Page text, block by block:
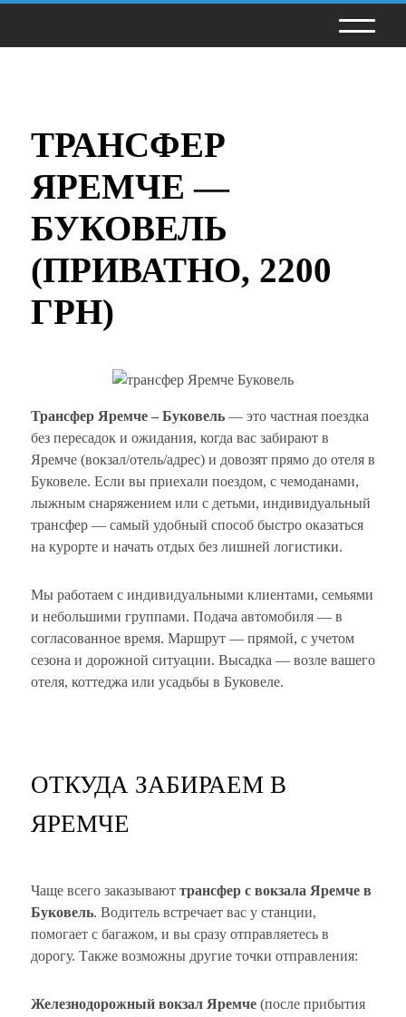
ТРАНСФЕР
ЯРЕМЧЕ —
БУКОВЕЛЬ
(ПРИВАТНО, 2200
ГРН)
Трансфер Яремче – Буковель — это частная поездка
без пересадок и ожидания, когда вас забирают в
Яремче (вокзал/отель/адрес) и довозят прямо до отеля в
Буковеле. Если вы приехали поездом, с чемоданами,
лыжным снаряжением или с детьми, индивидуальный
трансфер — самый удобный способ быстро оказаться
на курорте и начать отдых без лишней логистики.
Мы работаем с индивидуальными клиентами, семьями
и небольшими группами. Подача автомобиля — в
согласованное время. Маршрут — прямой, с учетом
сезона и дорожной ситуации. Высадка — возле вашего
отеля, коттеджа или усадьбы в Буковеле.
ОТКУДА ЗАБИРАЕМ В
ЯРЕМЧЕ
Чаще всего заказывают трансфер с вокзала Яремче в
Буковель. Водитель встречает вас у станции,
помогает с багажом, и вы сразу отправляетесь в
дорогу. Также возможны другие точки отправления:
Железнодорожный вокзал Яремче (после прибытия